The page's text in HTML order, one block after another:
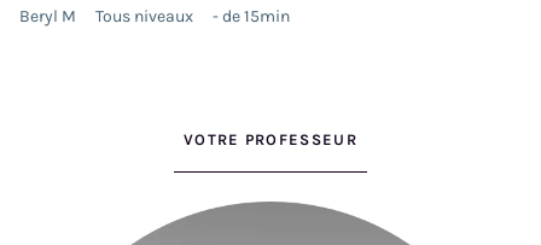
Beryl M Tous niveaux - de 15min
VOTRE PROFESSEUR